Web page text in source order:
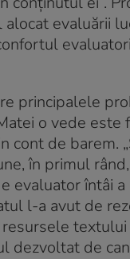
evaluării
principalele
o vede este
cont de barem.
în primul
evaluator întâi
l-a avut de
dezvoltat de